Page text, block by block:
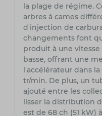
la plage de régime.
arbres à cames
d'injection de
changements font
produit à une
basse, offrant une
l'accélérateur dans
tr/min. De plus, un
ajouté entre les
lisser la distribution
est de 68 ch (51 kW)